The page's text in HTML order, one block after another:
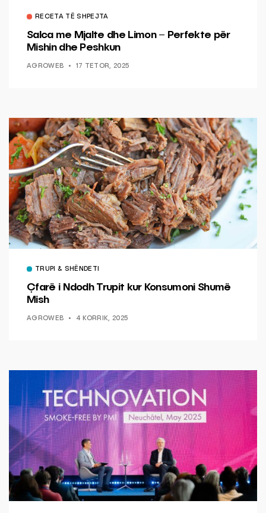
RECETA TË SHPEJTA
Salca me Mjalte dhe Limon – Perfekte për
Mishin dhe Peshkun
AGROWEB 17 TETOR, 2025
TRUPI & SHËNDETI
Çfarë i Ndodh Trupit kur Konsumoni Shumë
Mish
AGROWEB 4 KORRIK, 2025